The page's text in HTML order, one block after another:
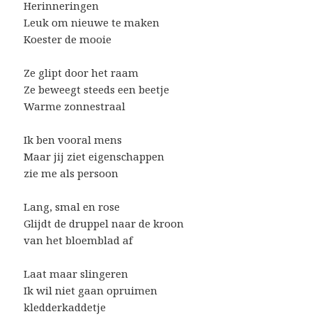
Herinneringen
Leuk om nieuwe te maken
Koester de mooie
Ze glipt door het raam
Ze beweegt steeds een beetje
Warme zonnestraal
Ik ben vooral mens
Maar jij ziet eigenschappen
zie me als persoon
Lang, smal en rose
Glijdt de druppel naar de kroon
van het bloemblad af
Laat maar slingeren
Ik wil niet gaan opruimen
kledderkaddetje